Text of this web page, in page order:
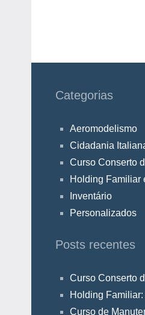
Categorias
Aeromodelismo
Cidadania
Curso Conserto
Holding Familiar
Inventário
Personalizados
Posts recentes
Curso Conserto
Holding
Curso de